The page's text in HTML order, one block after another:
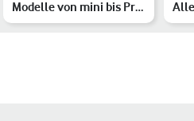
Modelle von mini bis Pro
Max im Vergleich